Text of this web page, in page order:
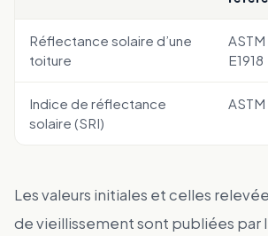
Réflectance solaire d’une
toiture
E1918
Indice de réflectance
solaire (SRI)
Les valeurs initiales et celles
de vieillissement sont publiées par